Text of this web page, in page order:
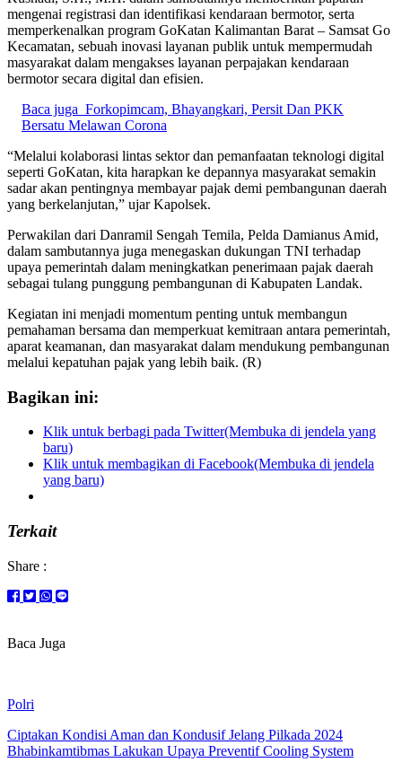
mengenai registrasi dan identifikasi kendaraan bermotor, serta
memperkenalkan program GoKatan Kalimantan Barat – Samsat Go
Kecamatan, sebuah inovasi layanan publik untuk mempermudah
masyarakat dalam mengakses layanan perpajakan kendaraan
bermotor secara digital dan efisien.
Baca juga Forkopimcam, Bhayangkari, Persit Dan PKK
Bersatu Melawan Corona
“Melalui kolaborasi lintas sektor dan pemanfaatan teknologi digital
seperti GoKatan, kita harapkan ke depannya masyarakat semakin
sadar akan pentingnya membayar pajak demi pembangunan daerah
yang berkelanjutan,” ujar Kapolsek.
Perwakilan dari Danramil Sengah Temila, Pelda Damianus Amid,
dalam sambutannya juga menegaskan dukungan TNI terhadap
upaya pemerintah dalam meningkatkan penerimaan pajak daerah
sebagai tulang punggung pembangunan di Kabupaten Landak.
Kegiatan ini menjadi momentum penting untuk membangun
pemahaman bersama dan memperkuat kemitraan antara pemerintah,
aparat keamanan, dan masyarakat dalam mendukung pembangunan
melalui kepatuhan pajak yang lebih baik. (R)
Bagikan ini:
Klik untuk berbagi pada Twitter(Membuka di jendela yang
baru)
Klik untuk membagikan di Facebook(Membuka di jendela
yang baru)
Terkait
Share :
Baca Juga
Polri
Ciptakan Kondisi Aman dan Kondusif Jelang Pilkada 2024
Bhabinkamtibmas Lakukan Upaya Preventif Cooling System